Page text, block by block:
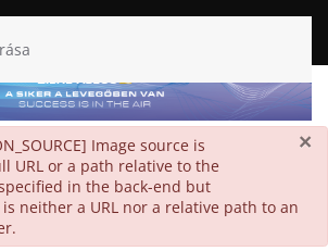
×
Image source is
URL or a path relative to the
in the back-end but
is neither a URL nor a relative path to an